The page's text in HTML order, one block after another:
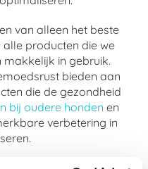
van alleen het beste
producten die we
makkelijk in gebruik.
bieden aan
die de gezondheid
bij oudere honden en
verbetering in